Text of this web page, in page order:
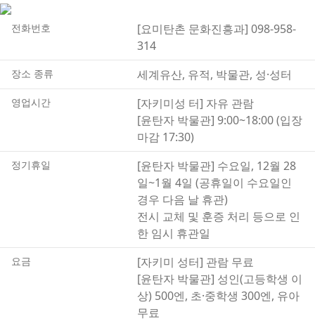
니다. 따라서 성벽의 기초는 흙을 파내어 넓게 조성하였으
며, 지형을 따라 아치형으로 굽게 만들어 안정성을 확보함으
로써 무너지기 어려운 구조를 갖추고 있습니다.
주목할 만한 것은 아치형 석문에 박혀 있는 ‘쐐기돌’입니다.
제2곽의 문 중앙 상부에는 가늘고 긴 삼각형 돌이, 제1곽의
문 중앙 상부에는 네모난 돌이 박혀 있는데, 이는 다른 구스
쿠에서는 볼 수 없는 큰 특징입니다.
현재의 성벽에는 복원된 부분도 있지만, 제2곽 입구의 석조
아치문은 거의 축성 당시의 모습을 유지하고 있어 오키나와
에 현존하는 석조 아치문 가운데 가장 오래된 것으로 여겨집
자키미 성터는 오키나와의 구스쿠 가운데서는 중규모에 속
하지만, 600년 전의 축성 기술로 만들어진 곡선형 성벽은 구
조적·방어적으로 뛰어나며, 성벽 위에서 바라보는 탁 트인
경관 또한 큰 볼거리입니다.
또한 인접한 ‘윤탄자 박물관’에서는 자키미 성터를 모형과
함께 소개하고 있으므로, 구스쿠를 둘러보기 전에 이곳에서
미리 관련 내용을 살펴보는 것도 좋습니다.
전화번호
[요미탄촌 문화진흥과] 098-958-
314
장소 종류 세계유산, 유적, 박물관, 성·성터
영업시간
[자키미성 터] 자유 관람
[윤탄자 박물관] 9:00~18:00 (입장
마감 17:30)
정기휴일
[윤탄자 박물관] 수요일, 12월 28
일~1월 4일 (공휴일이 수요일인
경우 다음 날 휴관)
전시 교체 및 훈증 처리 등으로 인
한 임시 휴관일
요금
[자키미 성터] 관람 무료
[윤탄자 박물관] 성인(고등학생 이
상) 500엔, 초·중학생 300엔, 유아
무료